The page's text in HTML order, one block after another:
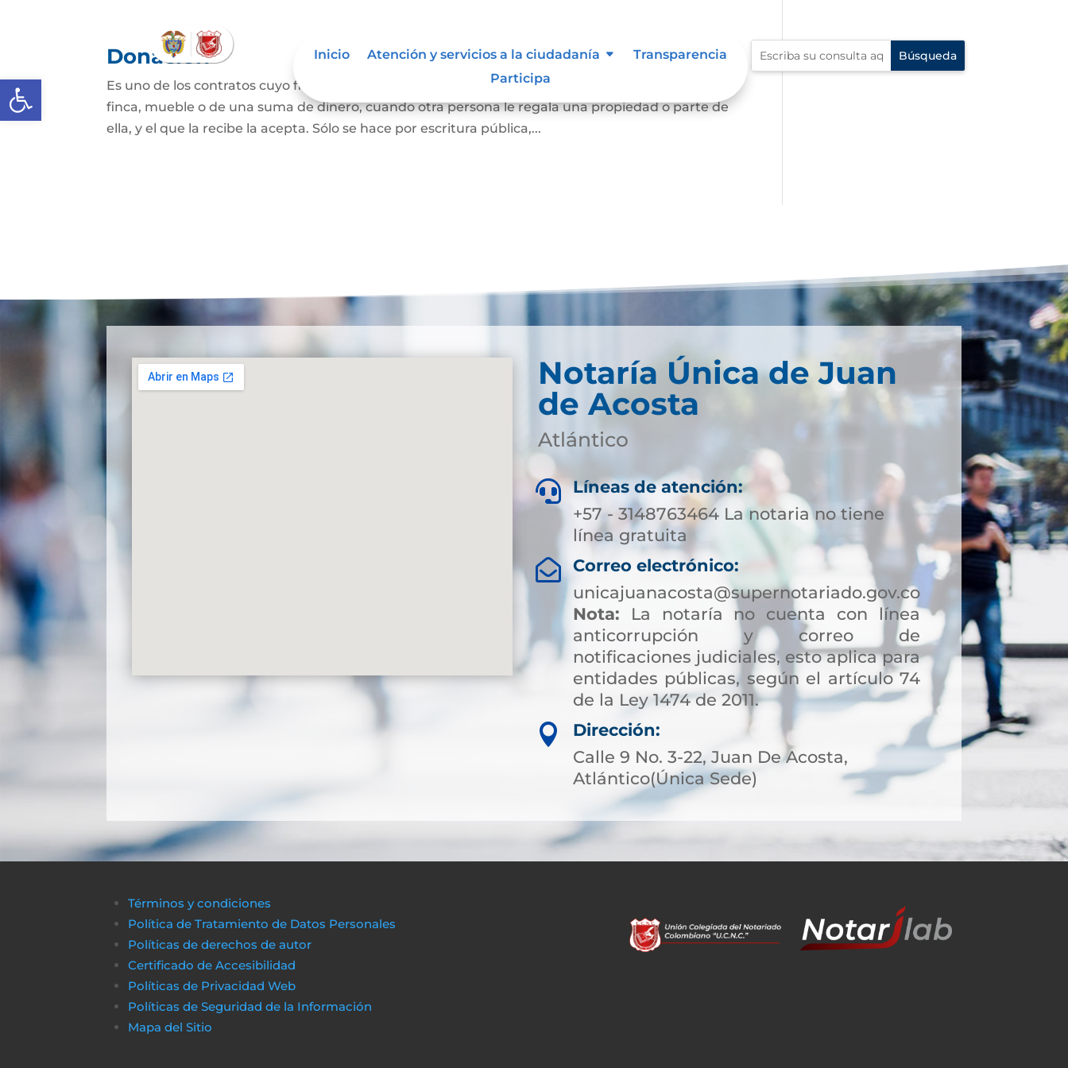
Abrir barra de herramientas
Inicio Atención y servicios a la ciudadanía
Transparencia
Participa
Donación
Es uno de los contratos cuyo fin es que una persona se convierta en dueña de una vivienda, lote,
finca, mueble o de una suma de dinero, cuando otra persona le regala una propiedad o parte de
ella, y el que la recibe la acepta. Sólo se hace por escritura pública,...
Notaría Única de Juan
de Acosta
Atlántico
 Líneas de atención:
+57 - 3148763464 La notaria no tiene
línea gratuita

Correo electrónico:
unicajuanacosta@supernotariado.gov.co
Nota: La notaría no cuenta con línea
anticorrupción y correo de
notificaciones judiciales, esto aplica para
entidades públicas, según el artículo 74
de la Ley 1474 de 2011.

Dirección:
Calle 9 No. 3-22, Juan De Acosta,
Atlántico(Única Sede)
Términos y condiciones
Política de Tratamiento de Datos Personales
Políticas de derechos de autor
Certificado de Accesibilidad
Políticas de Privacidad Web
Políticas de Seguridad de la Información
Mapa del Sitio